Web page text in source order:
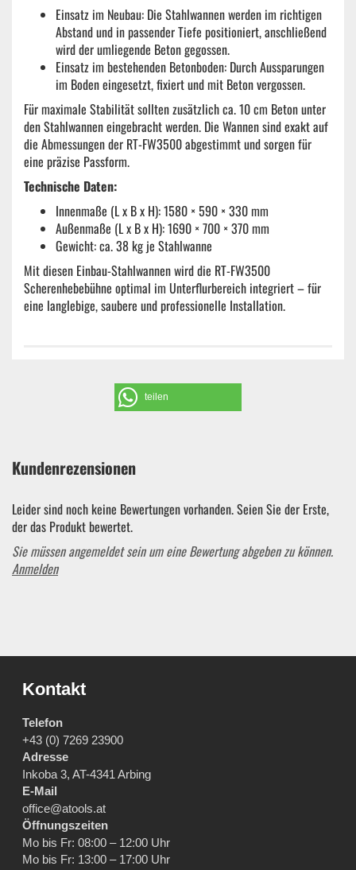
Einsatz im Neubau: Die Stahlwannen werden im richtigen
Abstand und in passender Tiefe positioniert, anschließend
wird der umliegende Beton gegossen.
Einsatz im bestehenden Betonboden: Durch Aussparungen
im Boden eingesetzt, fixiert und mit Beton vergossen.
Für maximale Stabilität sollten zusätzlich ca. 10 cm Beton unter
den Stahlwannen eingebracht werden. Die Wannen sind exakt auf
die Abmessungen der RT-FW3500 abgestimmt und sorgen für
eine präzise Passform.
Technische Daten:
Innenmaße (L x B x H): 1580 × 590 × 330 mm
Außenmaße (L x B x H): 1690 × 700 × 370 mm
Gewicht: ca. 38 kg je Stahlwanne
Mit diesen Einbau-Stahlwannen wird die RT-FW3500
Scherenhebebühne optimal im Unterflurbereich integriert – für
eine langlebige, saubere und professionelle Installation.
teilen
Kundenrezensionen
Leider sind noch keine Bewertungen vorhanden. Seien Sie der Erste,
der das Produkt bewertet.
Sie müssen angemeldet sein um eine Bewertung abgeben zu können.
Anmelden
Kontakt
Telefon
+43 (0) 7269 23900
Adresse
Inkoba 3, AT-4341 Arbing
E-Mail
office@atools.at
Öffnungszeiten
Mo bis Fr: 08:00 – 12:00 Uhr
Mo bis Fr: 13:00 – 17:00 Uhr